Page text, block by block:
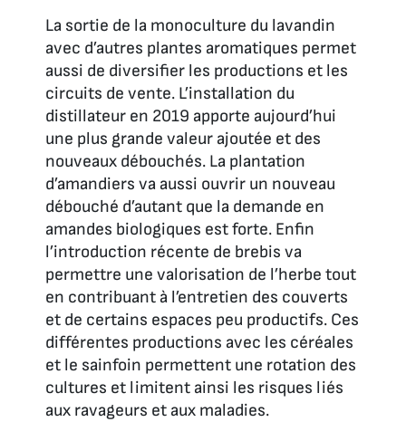
La sortie de la monoculture du lavandin
avec d’autres plantes aromatiques permet
aussi de diversifier les productions et les
circuits de vente. L’installation du
distillateur en 2019 apporte aujourd’hui
une plus grande valeur ajoutée et des
nouveaux débouchés. La plantation
d’amandiers va aussi ouvrir un nouveau
débouché d’autant que la demande en
amandes biologiques est forte. Enfin
l’introduction récente de brebis va
permettre une valorisation de l’herbe tout
en contribuant à l’entretien des couverts
et de certains espaces peu productifs. Ces
différentes productions avec les céréales
et le sainfoin permettent une rotation des
cultures et limitent ainsi les risques liés
aux ravageurs et aux maladies.